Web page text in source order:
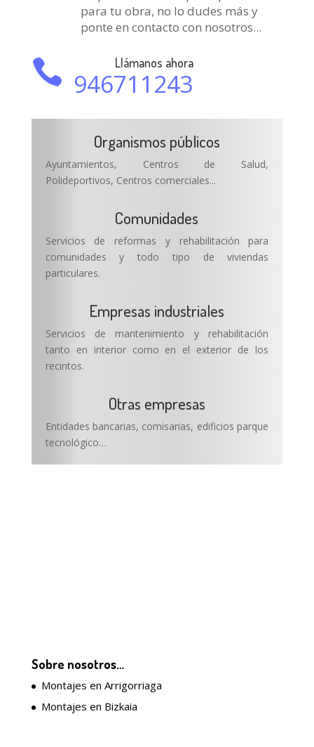
para tu obra, no lo dudes más y
ponte en contacto con nosotros...
 Llámanos ahora
946711243
Organismos públicos
Ayuntamientos, Centros de Salud,
Polideportivos, Centros comerciales...
Comunidades
Servicios de reformas y rehabilitación para
comunidades y todo tipo de viviendas
particulares.
Empresas industriales
Servicios de mantenimiento y rehabilitación
tanto en interior como en el exterior de los
recintos.
Otras empresas
Entidades bancarias, comisarias, edificios parque
tecnológico…
Sobre nosotros…
Montajes en Arrigorriaga
Montajes en Bizkaia